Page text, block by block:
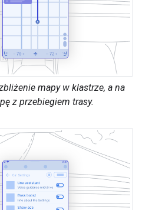
mapy w klastrze, a na
z przebiegiem trasy.